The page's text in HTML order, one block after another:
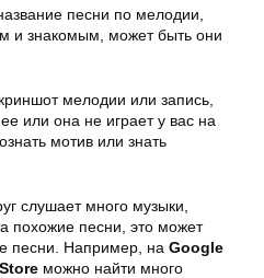
песни по мелодии,
и знакомым, может быть они
мелодии или запись,
или она не играет у вас на
мотив или знать
слушает много музыки,
похожие песни, это может
песни. Например, на Google
можно найти много